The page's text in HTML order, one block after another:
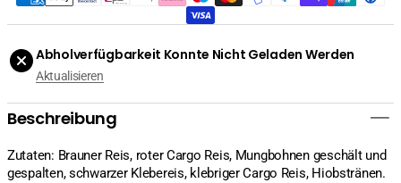
D,
1kg
1kg
Abholverfügbarkeit Konnte Nicht Geladen Werden
Aktualisieren
Beschreibung
Zutaten: Brauner Reis, roter Cargo Reis, Mungbohnen geschält und
gespalten, schwarzer Klebereis, klebriger Cargo Reis, Hiobstränen.